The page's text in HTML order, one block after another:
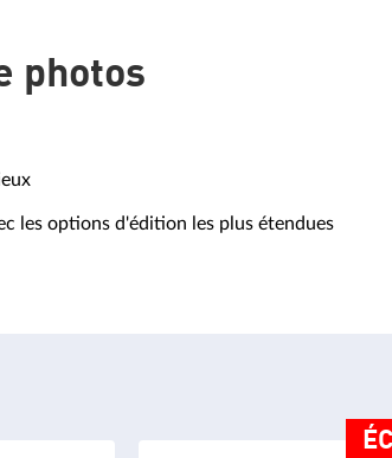
photos
les options d'édition les plus étendues